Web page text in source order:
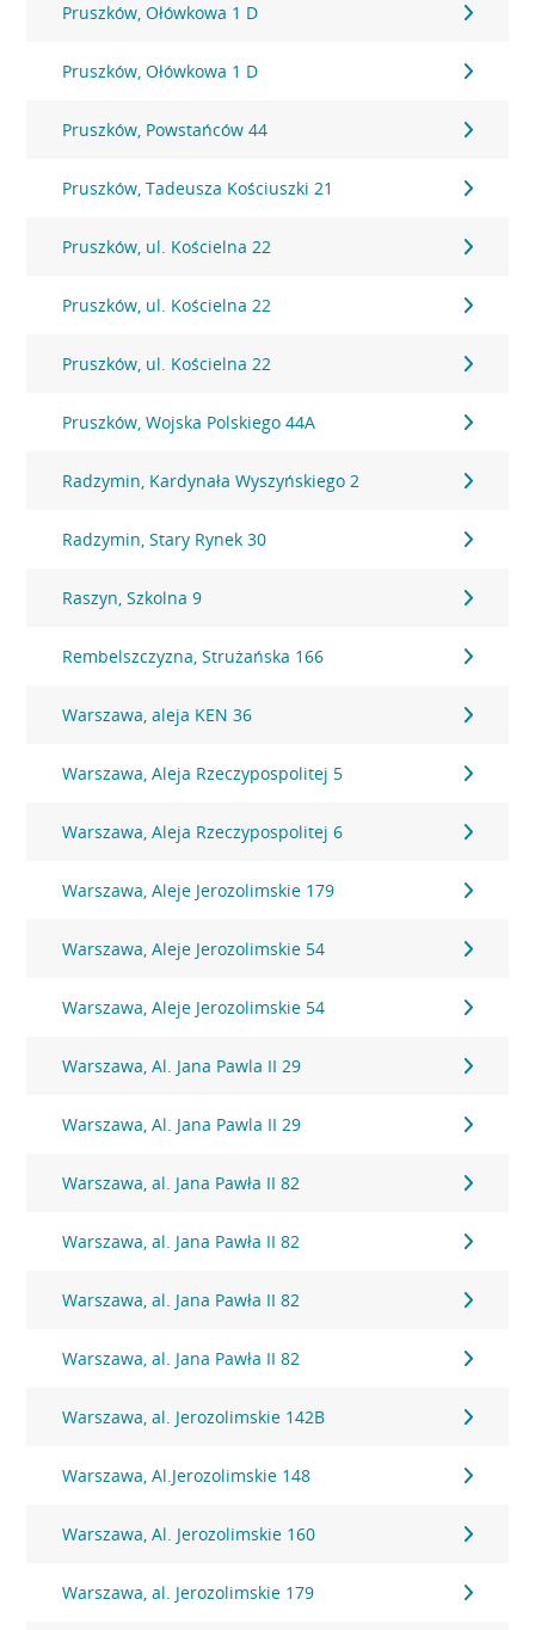
Pruszków, Ołówkowa 1 D
Pruszków, Ołówkowa 1 D
Pruszków, Powstańców 44
Pruszków, Tadeusza Kościuszki 21
Pruszków, ul. Kościelna 22
Pruszków, ul. Kościelna 22
Pruszków, ul. Kościelna 22
Pruszków, Wojska Polskiego 44A
Radzymin, Kardynała Wyszyńskiego 2
Radzymin, Stary Rynek 30
Raszyn, Szkolna 9
Rembelszczyzna, Strużańska 166
Warszawa, aleja KEN 36
Warszawa, Aleja Rzeczypospolitej 5
Warszawa, Aleja Rzeczypospolitej 6
Warszawa, Aleje Jerozolimskie 179
Warszawa, Aleje Jerozolimskie 54
Warszawa, Aleje Jerozolimskie 54
Warszawa, Al. Jana Pawla II 29
Warszawa, Al. Jana Pawla II 29
Warszawa, al. Jana Pawła II 82
Warszawa, al. Jana Pawła II 82
Warszawa, al. Jana Pawła II 82
Warszawa, al. Jana Pawła II 82
Warszawa, al. Jerozolimskie 142B
Warszawa, Al.Jerozolimskie 148
Warszawa, Al. Jerozolimskie 160
Warszawa, al. Jerozolimskie 179